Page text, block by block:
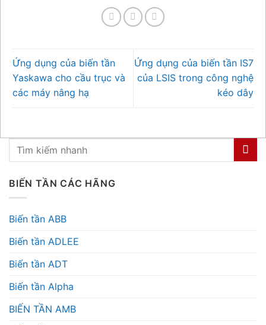
BIẾN TẦN CÁC HÃNG
Biến tần ABB
Biến tần ADLEE
Biến tần ADT
Biến tần Alpha
BIẾN TẦN AMB
Ứng dụng của biến tần
Yaskawa cho cầu trục và
các máy nâng hạ
Ứng dụng của biến tần IS7
của LSIS trong công nghệ
kéo dây